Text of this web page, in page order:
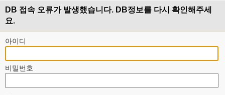
DB 접속 오류가 발생했습니다. DB정보를 다시 확인해주세
요.
아이디
비밀번호